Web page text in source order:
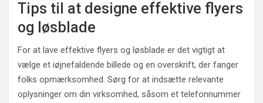
Tips til at designe effektive flyers
og løsblade
For at lave effektive flyers og løsblade er det vigtigt at
vælge et iøjnefaldende billede og en overskrift, der fanger
folks opmærksomhed. Sørg for at indsætte relevante
oplysninger om din virksomhed, såsom et telefonnummer